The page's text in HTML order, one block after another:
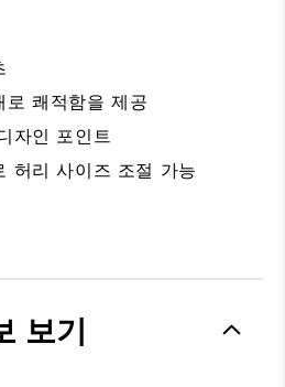
로 쾌적함을 제공
자인 포인트
허리 사이즈 조절 가능
보기